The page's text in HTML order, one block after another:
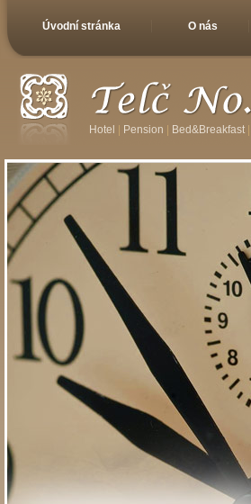
Úvodní stránka O nás
Hotel Pension Bed&Breakfast